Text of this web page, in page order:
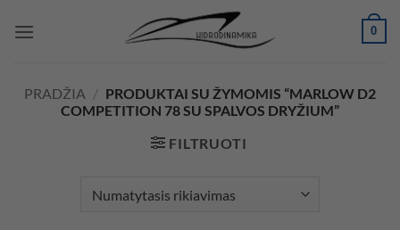
0
PRADŽIA / PRODUKTAI SU ŽYMOMIS “MARLOW D2
COMPETITION 78 SU SPALVOS DRYŽIUM”
FILTRUOTI